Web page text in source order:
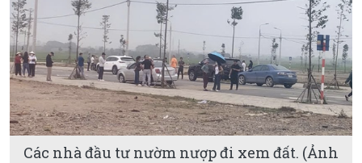
Các nhà đầu tư nườm nượp đi xem đất. (Ảnh